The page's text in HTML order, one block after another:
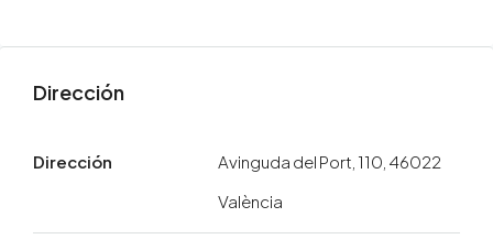
Dirección
Dirección
Avinguda del Port, 110, 46022
València